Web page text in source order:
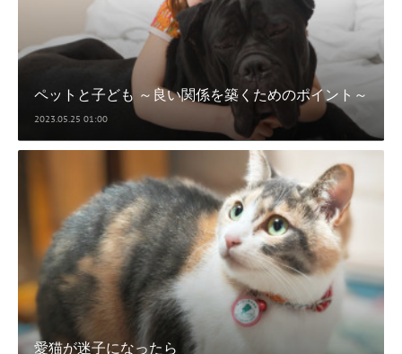
ペットと子ども ～良い関係を築くためのポイント～
2023.05.25 01:00
愛猫が迷子になったら